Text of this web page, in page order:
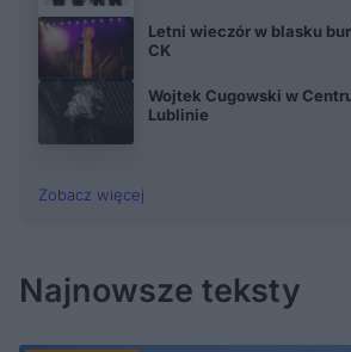
Letni wieczór w blasku
CK
Wojtek Cugowski w
Lublinie
Zobacz więcej
Najnowsze teksty